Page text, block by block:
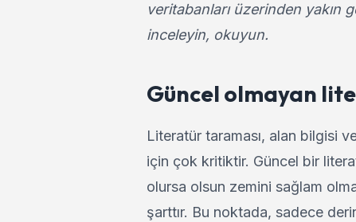
veritabanları üzerinden yakın
inceleyin, okuyun.
Güncel olmayan
Literatür taraması, alan bilgisi
için çok kritiktir. Güncel bir
olursa olsun zemini sağlam
şarttır. Bu noktada, sadece